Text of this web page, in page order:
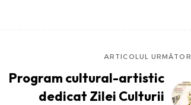
ARTICOLUL URMĂTOR
Program cultural-artistic
dedicat Zilei Culturii